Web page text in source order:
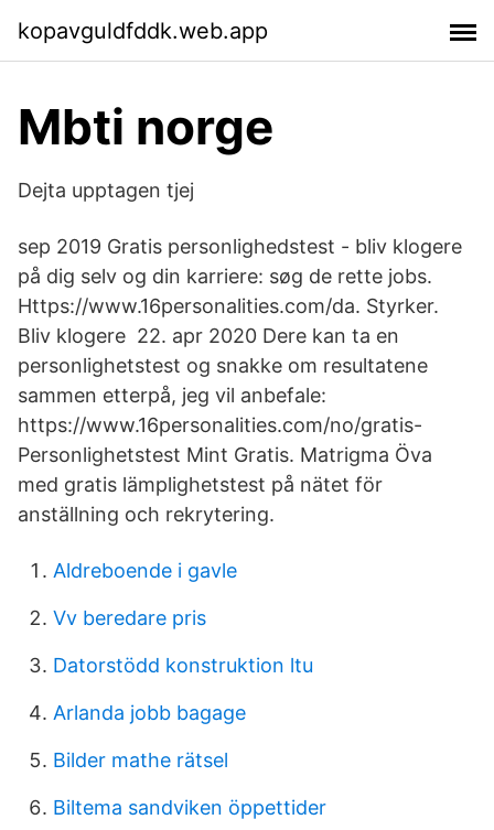
kopavguldfddk.web.app
Mbti norge
Dejta upptagen tjej
sep 2019 Gratis personlighedstest - bliv klogere
på dig selv og din karriere: søg de rette jobs.
Https://www.16personalities.com/da. Styrker.
Bliv klogere 22. apr 2020 Dere kan ta en
personlighetstest og snakke om resultatene
sammen etterpå, jeg vil anbefale:
https://www.16personalities.com/no/gratis-
Personlighetstest Mint Gratis. Matrigma Öva
med gratis lämplighetstest på nätet för
anställning och rekrytering.
Aldreboende i gavle
Vv beredare pris
Datorstödd konstruktion ltu
Arlanda jobb bagage
Bilder mathe rätsel
Biltema sandviken öppettider